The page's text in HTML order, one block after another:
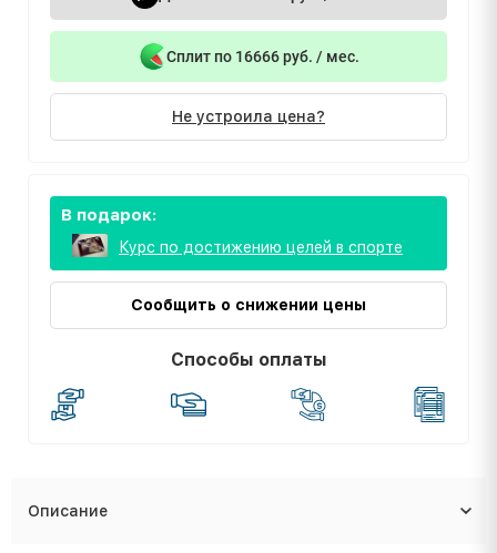
Сплит по 16666 руб. / мес.
Не устроила цена?
В подарок:
Курс по достижению целей в спорте
Сообщить о снижении цены
Способы оплаты
Описание